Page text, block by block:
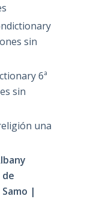
sin
6ª
sin
una
|